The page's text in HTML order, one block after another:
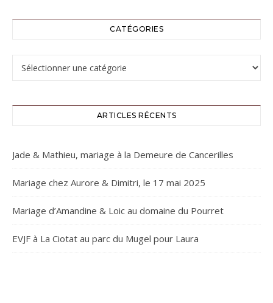
CATÉGORIES
Catégories
ARTICLES RÉCENTS
Jade & Mathieu, mariage à la Demeure de Cancerilles
Mariage chez Aurore & Dimitri, le 17 mai 2025
Mariage d’Amandine & Loic au domaine du Pourret
EVJF à La Ciotat au parc du Mugel pour Laura